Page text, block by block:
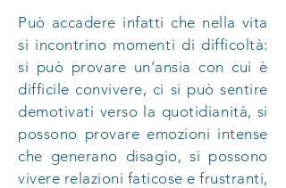
Può accadere infatti che nella vita
si incontrino momenti di difficoltà:
si può provare un’ansia con cui è
difficile convivere, ci si può sentire
demotivati verso la quotidianità, si
possono provare emozioni intense
che generano disagio, si possono
vivere relazioni faticose e frustranti,